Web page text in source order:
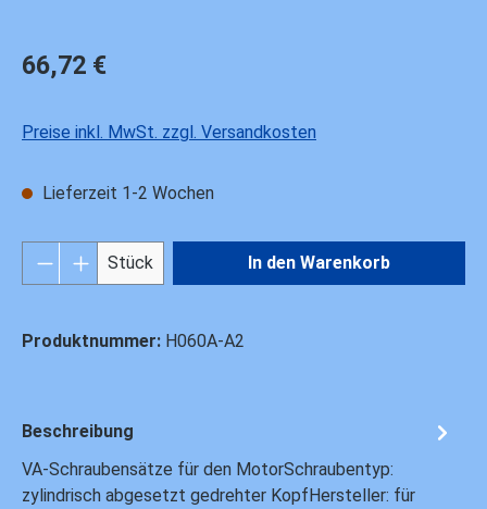
Regulärer Preis:
66,72 €
Preise inkl. MwSt. zzgl. Versandkosten
Lieferzeit 1-2 Wochen
Produkt Anzahl: Gib den gewünschten
Stück In den Warenkorb
Produktnummer: H060A-A2
Beschreibung
VA-Schraubensätze für den MotorSchraubentyp:
zylindrisch abgesetzt gedrehter KopfHersteller: für